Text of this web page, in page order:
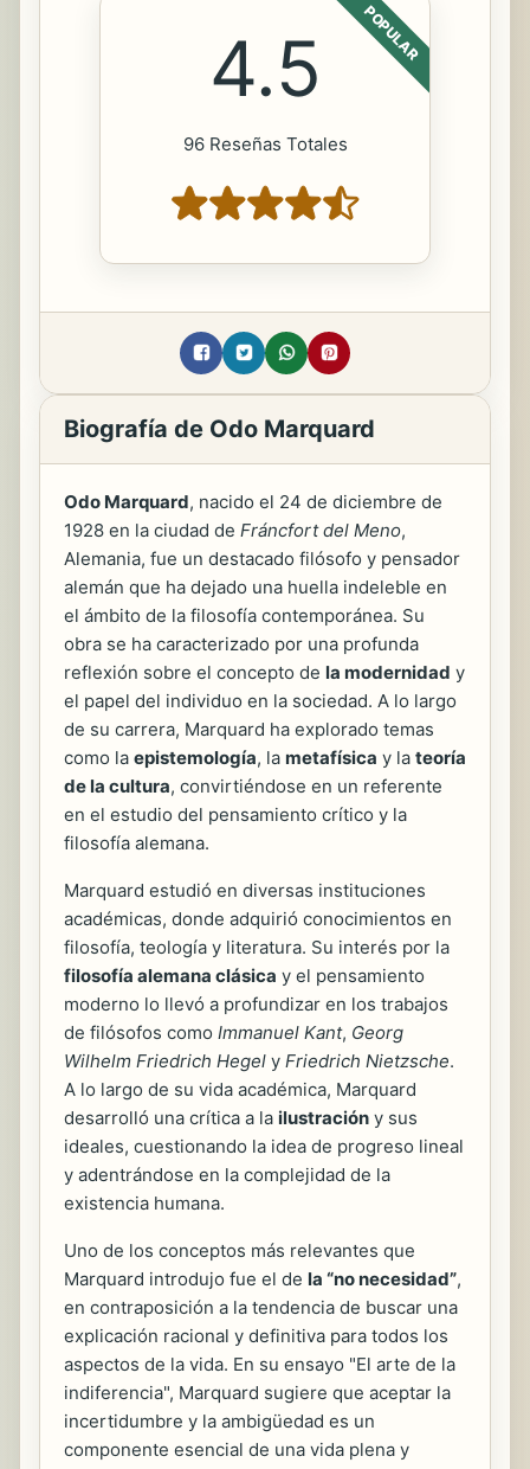
POPULAR
4.5
96 Reseñas Totales
Biografía de Odo Marquard
Odo Marquard, nacido el 24 de diciembre de
1928 en la ciudad de Fráncfort del Meno,
Alemania, fue un destacado filósofo y pensador
alemán que ha dejado una huella indeleble en
el ámbito de la filosofía contemporánea. Su
obra se ha caracterizado por una profunda
reflexión sobre el concepto de la modernidad y
el papel del individuo en la sociedad. A lo largo
de su carrera, Marquard ha explorado temas
como la epistemología, la metafísica y la teoría
de la cultura, convirtiéndose en un referente
en el estudio del pensamiento crítico y la
filosofía alemana.
Marquard estudió en diversas instituciones
académicas, donde adquirió conocimientos en
filosofía, teología y literatura. Su interés por la
filosofía alemana clásica y el pensamiento
moderno lo llevó a profundizar en los trabajos
de filósofos como Immanuel Kant, Georg
Wilhelm Friedrich Hegel y Friedrich Nietzsche.
A lo largo de su vida académica, Marquard
desarrolló una crítica a la ilustración y sus
ideales, cuestionando la idea de progreso lineal
y adentrándose en la complejidad de la
existencia humana.
Uno de los conceptos más relevantes que
Marquard introdujo fue el de la “no necesidad”,
en contraposición a la tendencia de buscar una
explicación racional y definitiva para todos los
aspectos de la vida. En su ensayo "El arte de la
indiferencia", Marquard sugiere que aceptar la
incertidumbre y la ambigüedad es un
componente esencial de una vida plena y